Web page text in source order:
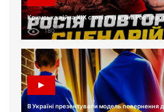
Кримська війна XIX століття і війна Росії
180
В Україні презентували модель повернення